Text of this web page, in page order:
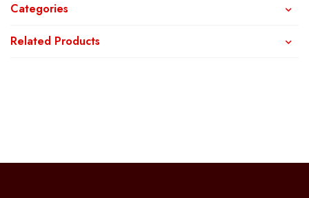
Categories
Related Products